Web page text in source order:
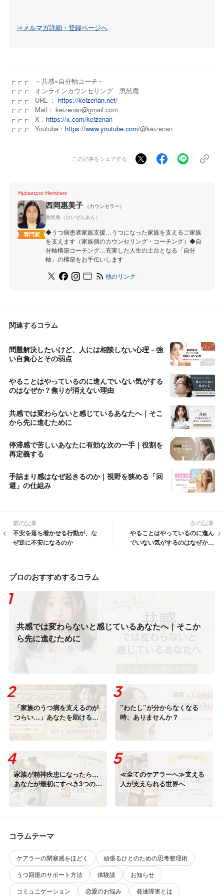
⇒メルマガ詳細・登録ページへ
┏┏┏ ～共感×自分軸コーチ～
┏┏┏ オンラインカウンセリング 惠然庵
┏┏┏ URL ： https://keizenan.net/
┏┏┏ Mail： keizenan@gmail.com
┏┏┏ X： https://x.com/keizenan
┏┏┏ Youtube： https://www.youtube.com/@keizenan
この記事をシェアする
Mybestpro Members
専門家
西岡惠美子
（カウンセラー）
惠然庵（けいぜんあん）
◆うつ病患者家族支援…うつになった家族を支えるご家族
を支えます（家族側のカウンセリング・コーチング）◆自
分軸構築コーチング…充実した人生の土台となる「自分
軸」の構築をお手伝いします
他のリンク
関連するコラム
問題解決したいけど、人には相談しない心理－強
い自負心とその弱点
やることはやっているのに進んでいない気がする
のはなぜか？焦りが消えない理由
共感では変わらないと感じているあなたへ｜そこ
から先に進むために
停滞感で苦しいあなたに有効な次の一手｜役割を
再定義する
手詰まり感はなぜ起きるのか｜視野を狭める「回
避」の仕組み
前の記事
不安を落ち着かせる行動が、な
ぜ逆に不安になるのか
次の記事
やることはやっているのに進ん
でいない気がするのはなぜか？
プロのおすすめするコラム
共感では変わらないと感じているあなたへ｜そこか
ら先に進むために
「家族のうつ病を支えるのが
つらい…」あなたを助ける無
料メルマガを配信中！
”わたし”が分からなくなる
時、ありませんか？
家族が精神疾患になったら…
あなたが最初にすべき3つのこ
と
≪全てのケアラーへ≫支える
人が支えられる世界へ
コラムテーマ
ケアラーの閉塞感をほどく
頑張るひとのための思考整理術
うつ回復のサポート方法
体験談
お知らせ
コミュニケーション
恋愛のお悩み
発達障害とは